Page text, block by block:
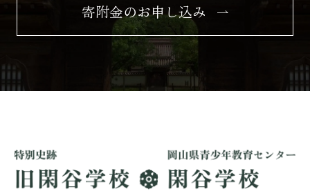
寄附金のお申し込み